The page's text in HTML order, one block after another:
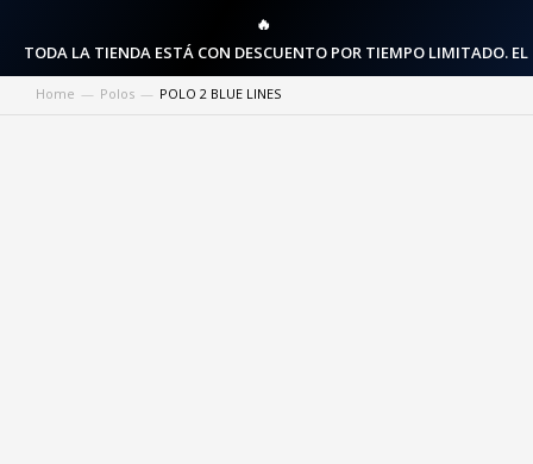
🔥
TODA LA TIENDA ESTÁ CON DESCUENTO POR TIEMPO LIMITADO.
You are here:
Home Polos POLO 2 BLUE LINES